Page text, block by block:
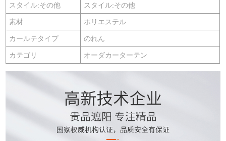
スタイル:その他 スタイル:その他
素材 ポリエステル
カールテタイプ のれん
カテゴリ オーダカーターテン